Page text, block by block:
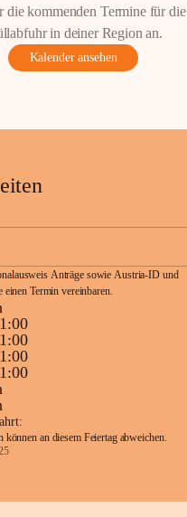
die kommenden Termine für die
in deiner Region an.
Kalender ansehen
Anträge sowie Austria-ID und
einen Termin vereinbaren.
an diesem Feiertag abweichen.